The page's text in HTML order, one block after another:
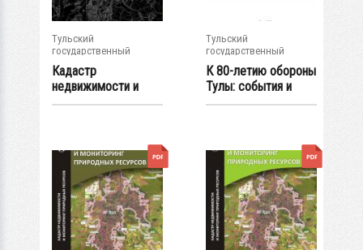
Тульский
государственный
университет
Кадастр
недвижимости и
мониторинг
Тульский
государственный
университет
К 80-летию обороны
Тулы: события и
герои:...